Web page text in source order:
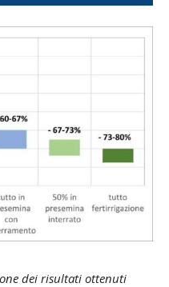
dei risultati ottenuti